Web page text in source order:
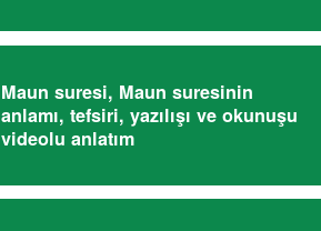
Maun suresi, Maun suresinin
anlamı, tefsiri, yazılışı ve okunuşu
videolu anlatım